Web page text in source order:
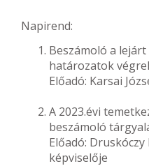
Napirend:
Beszámoló a
határozatok
Előadó: Karsai
A 2023.évi
beszámoló
Előadó:
képviselője